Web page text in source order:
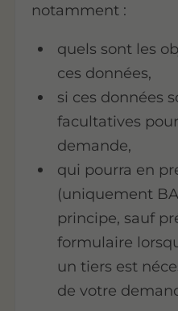
notamment :
quels sont les
ces données,
si ces données
facultatives
demande,
qui pourra en
(uniquement
principe, sauf
formulaire
un tiers est
de votre